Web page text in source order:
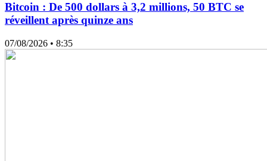
Bitcoin : De 500 dollars à 3,2 millions, 50 BTC se
réveillent après quinze ans
07/08/2026 • 8:35